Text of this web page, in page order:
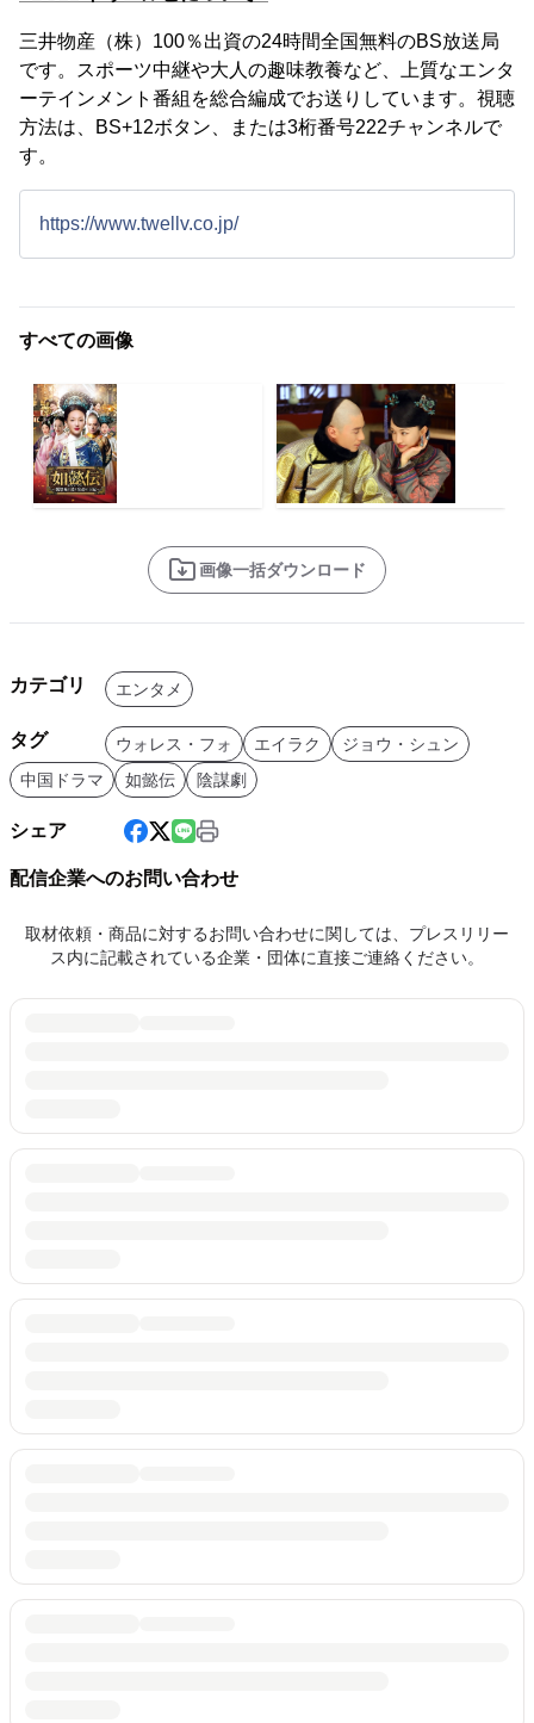
三井物産（株）100％出資の24時間全国無料のBS放送局
です。スポーツ中継や大人の趣味教養など、上質なエンタ
ーテインメント番組を総合編成でお送りしています。視聴
方法は、BS+12ボタン、または3桁番号222チャンネルで
す。
https://www.twellv.co.jp/
すべての画像
画像一括ダウンロード
カテゴリ エンタメ
タグ ウォレス・フォ エイラク
ジョウ・シュン
中国ドラマ
如懿伝 陰謀劇
シェア
配信企業へのお問い合わせ
取材依頼・商品に対するお問い合わせに関しては、プレスリリー
ス内に記載されている企業・団体に直接ご連絡ください。